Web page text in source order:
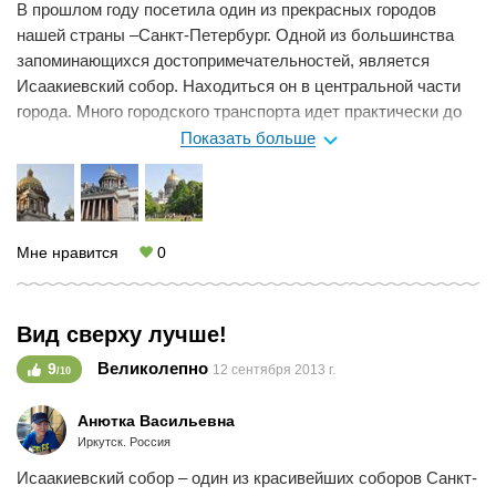
заодно можно отметить для себя другие
достопримечательности города.
В прошлом году посетила один из прекрасных городов
нашей страны –Санкт-Петербург. Одной из большинства
запоминающихся достопримечательностей, является
Исаакиевский собор. Находиться он в центральной части
города. Много городского транспорта идет практически до
места, также можно добраться до станции метро
Адмиралтейской, а там дойти пешком. Сооружение само по
себе необъятных размеров, каждая внешняя стена не
только продумана в оформительных деталях, но и
Громадные колонны расположены с центрального входа.
Мы пытались обхватить колонну вдвоем, но не
самогособора, на мраморных ступенях, реставраторы
оставили повреждения от бомбежки в военные годы. Когда
исторические факты. Внутри собора огромный музей с
большинством икон и статуй. И самое главное, ради чего
многие приходят сюда – это крыша храма. Пройдя две с
Показать больше
Мне нравится 0
Вид сверху лучше!
9/10 Великолепно 12 сентября 2013 г.
Анютка Васильевна
Иркутск. Россия
Исаакиевский собор – один из красивейших соборов Санкт-